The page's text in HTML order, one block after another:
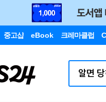
중고샵 eBook 크레마클럽